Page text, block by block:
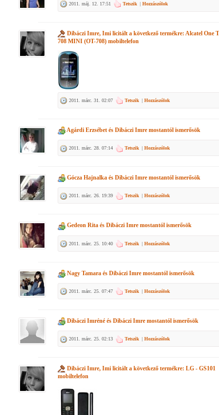
2011. máj. 12. 17:51 Tetszik | Hozzászólok
Dibáczi Imre, Imi licitált a következő termékre: Alcatel One
708 MINI (OT-708) mobiltelefon
2011. márc. 31. 02:07 Tetszik | Hozzászólok
Agárdi Erzsébet és Dibáczi Imre mostantól ismerősök
2011. márc. 28. 07:14 Tetszik | Hozzászólok
Gócza Hajnalka és Dibáczi Imre mostantól ismerősök
2011. márc. 26. 19:39 Tetszik | Hozzászólok
Gedeon Rita és Dibáczi Imre mostantól ismerősök
2011. márc. 25. 10:40 Tetszik | Hozzászólok
Nagy Tamara és Dibáczi Imre mostantól ismerősök
2011. márc. 25. 07:47 Tetszik | Hozzászólok
Dibáczi Imréné és Dibáczi Imre mostantól ismerősök
2011. márc. 25. 02:13 Tetszik | Hozzászólok
Dibáczi Imre, Imi licitált a következő termékre: LG - GS101
mobiltelefon